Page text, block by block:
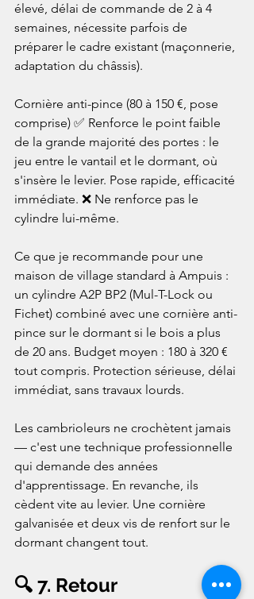
élevé, délai de commande de 2 à 4
semaines, nécessite parfois de
préparer le cadre existant (maçonnerie,
adaptation du châssis).
Cornière anti-pince (80 à 150 €, pose
comprise) ✅ Renforce le point faible
de la grande majorité des portes : le
jeu entre le vantail et le dormant, où
s'insère le levier. Pose rapide, efficacité
immédiate. ❌ Ne renforce pas le
cylindre lui-même.
Ce que je recommande pour une
maison de village standard à Ampuis :
un cylindre A2P BP2 (Mul-T-Lock ou
Fichet) combiné avec une cornière anti-
pince sur le dormant si le bois a plus
de 20 ans. Budget moyen : 180 à 320 €
tout compris. Protection sérieuse, délai
immédiat, sans travaux lourds.
Les cambrioleurs ne crochètent jamais
— c'est une technique professionnelle
qui demande des années
d'apprentissage. En revanche, ils
cèdent vite au levier. Une cornière
galvanisée et deux vis de renfort sur le
dormant changent tout.
🔍 7. Retour